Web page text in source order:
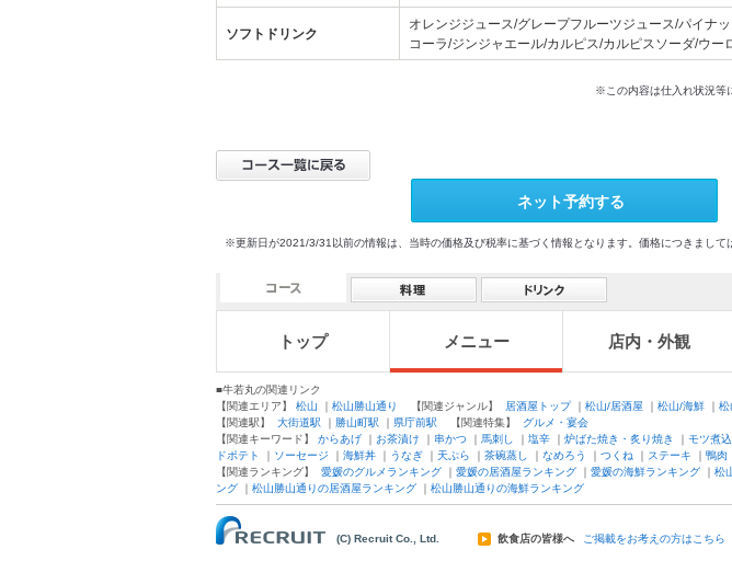
ソフトドリンク
オレンジジュース/グレープフルーツジュース/パイナ
コーラ/ジンジャエール/カルピス/カルピスソーダ/ウー
※この内容は仕入れ状況等
ネット予約する
※更新日が2021/3/31以前の情報は、当時の価格及び税率に基づく情報となります。価格につきまして
トップ メニュー 店内・外観
■牛若丸の関連リンク
【関連エリア】 松山 ｜ 松山勝山通り 【関連ジャンル】 居酒屋トップ｜ 松山/居酒屋 ｜ 松山/海鮮 ｜ 松
【関連駅】 大街道駅 ｜ 勝山町駅 ｜ 県庁前駅 【関連特集】 グルメ・宴会
【関連キーワード】 からあげ ｜ お茶漬け ｜ 串かつ ｜ 馬刺し ｜ 塩辛 ｜ 炉ばた焼き・炙り焼き ｜ モツ煮
ドポテト
｜ ソーセージ ｜ 海鮮丼 ｜ うなぎ ｜ 天ぷら ｜ 茶碗蒸し ｜ なめろう ｜ つくね ｜ ステーキ ｜ 鴨肉
【関連ランキング】 愛媛のグルメランキング ｜ 愛媛の居酒屋ランキング ｜ 愛媛の海鮮ランキング ｜ 松
ング ｜ 松山勝山通りの居酒屋ランキング ｜ 松山勝山通りの海鮮ランキング
(C) Recruit Co., Ltd.
飲食店の皆様へ ご掲載をお考えの方はこちら